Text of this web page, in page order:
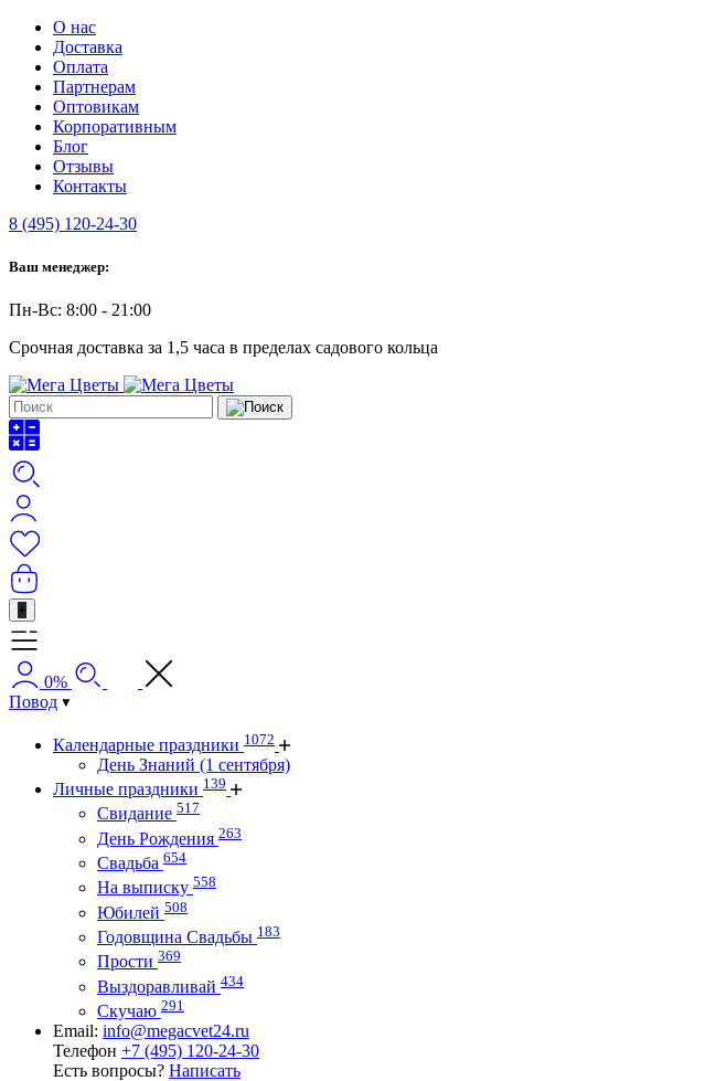
О нас
Доставка
Оплата
Партнерам
Оптовикам
Корпоративным
Блог
Отзывы
Контакты
8 (495) 120-24-30
Ваш менеджер:
Пн-Вс: 8:00 - 21:00
Срочная доставка за 1,5 часа в пределах садового кольца
+
0%
Повод
Календарные праздники 1072
День Знаний (1 сентября)
Личные праздники 139
Свидание 517
День Рождения 263
Свадьба 654
На выписку 558
Юбилей 508
Годовщина Свадьбы 183
Прости 369
Выздоравливай 434
Скучаю 291
Email: info@megacvet24.ru
Телефон +7 (495) 120-24-30
Есть вопросы? Написать